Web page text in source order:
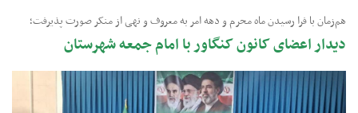
هم‌زمان با فرا رسیدن ماه محرم و دهه امر به معروف و نهی از منکر صورت پذیرفت؛
دیدار اعضای کانون کنگاور با امام جمعه شهرستان